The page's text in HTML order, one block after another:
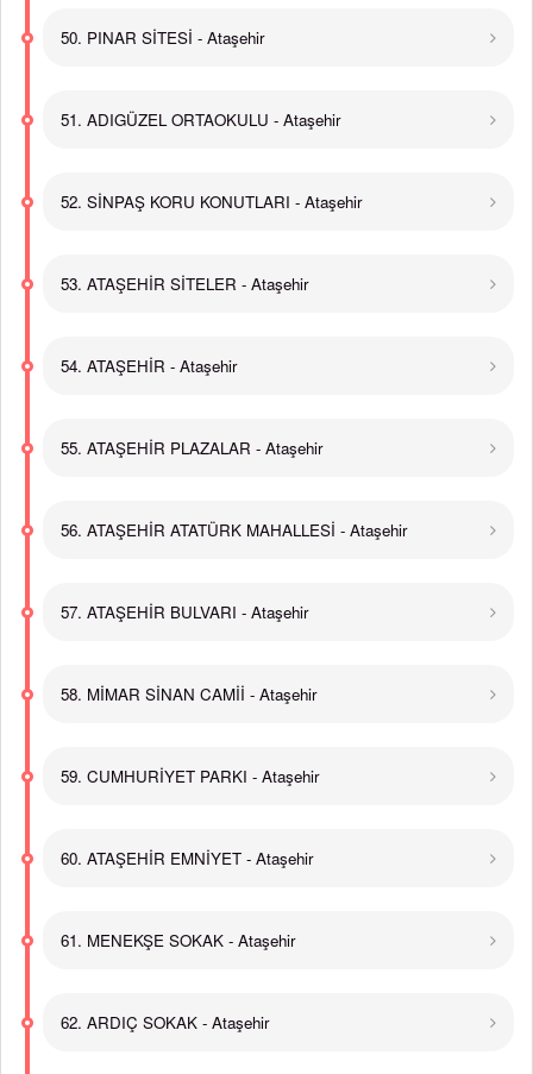
50. PINAR SİTESİ - Ataşehir
51. ADIGÜZEL ORTAOKULU - Ataşehir
52. SİNPAŞ KORU KONUTLARI - Ataşehir
53. ATAŞEHİR SİTELER - Ataşehir
54. ATAŞEHİR - Ataşehir
55. ATAŞEHİR PLAZALAR - Ataşehir
56. ATAŞEHİR ATATÜRK MAHALLESİ - Ataşehir
57. ATAŞEHİR BULVARI - Ataşehir
58. MİMAR SİNAN CAMİİ - Ataşehir
59. CUMHURİYET PARKI - Ataşehir
60. ATAŞEHİR EMNİYET - Ataşehir
61. MENEKŞE SOKAK - Ataşehir
62. ARDIÇ SOKAK - Ataşehir